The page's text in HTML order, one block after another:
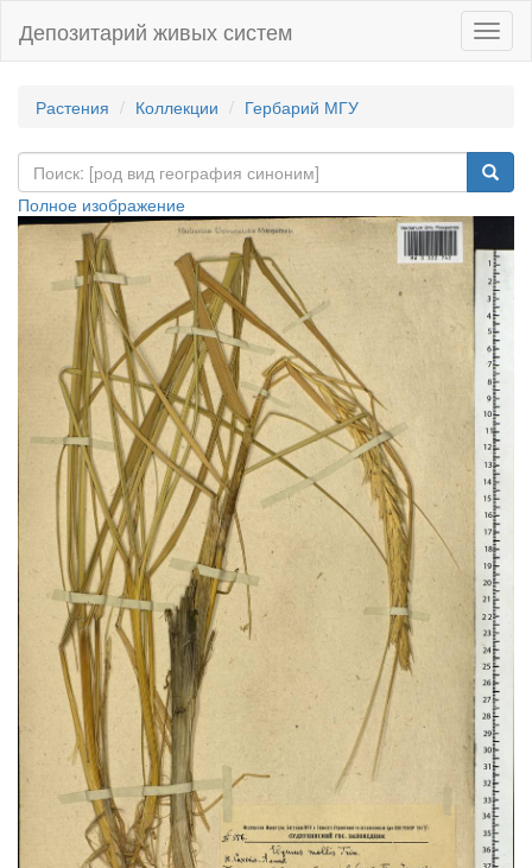
Депозитарий живых систем
Растения Коллекции Гербарий МГУ
Полное изображение